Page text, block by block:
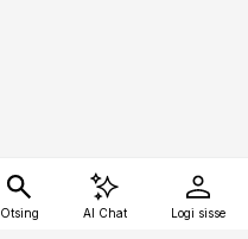
Otsing AI Chat Logi sisse